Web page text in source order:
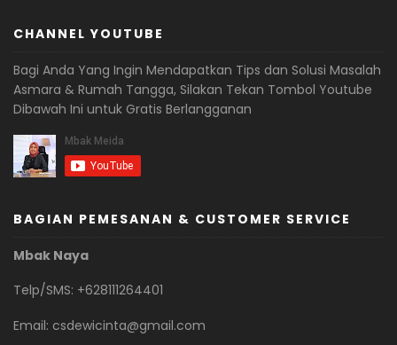
CHANNEL YOUTUBE
Bagi Anda Yang Ingin Mendapatkan Tips dan Solusi Masalah
Asmara & Rumah Tangga, Silakan Tekan Tombol Youtube
Dibawah Ini untuk Gratis Berlangganan
BAGIAN PEMESANAN & CUSTOMER SERVICE
Mbak Naya
Telp/SMS: +628111264401
Email: csdewicinta@gmail.com